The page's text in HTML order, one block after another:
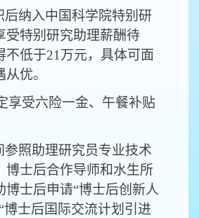
纳入中国科学院特别研
受特别研究助理薪酬待
不低于21万元，具体可面
优。
受六险一金、午餐补贴
照助理研究员专业技术
博士后合作导师和水生所
博士后申请“博士后创新人
博士后国际交流计划引进